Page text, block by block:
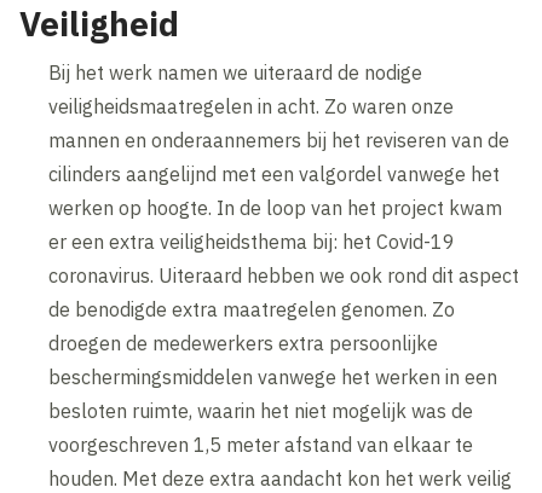
Veiligheid
Bij het werk namen we uiteraard de nodige
veiligheidsmaatregelen in acht. Zo waren onze
mannen en onderaannemers bij het reviseren van de
cilinders aangelijnd met een valgordel vanwege het
werken op hoogte. In de loop van het project kwam
er een extra veiligheidsthema bij: het Covid-19
coronavirus. Uiteraard hebben we ook rond dit aspect
de benodigde extra maatregelen genomen. Zo
droegen de medewerkers extra persoonlijke
beschermingsmiddelen vanwege het werken in een
besloten ruimte, waarin het niet mogelijk was de
voorgeschreven 1,5 meter afstand van elkaar te
houden. Met deze extra aandacht kon het werk veilig